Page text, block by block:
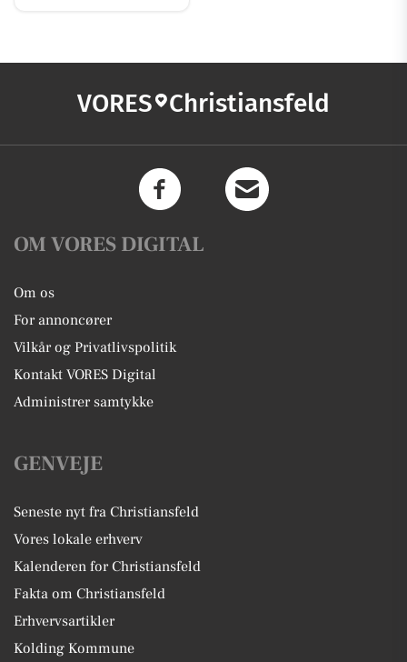
VORES Christiansfeld
OM VORES DIGITAL
Om os
For annoncører
Vilkår og Privatlivspolitik
Kontakt VORES Digital
Administrer samtykke
GENVEJE
Seneste nyt fra Christiansfeld
Vores lokale erhverv
Kalenderen for Christiansfeld
Fakta om Christiansfeld
Erhvervsartikler
Kolding Kommune